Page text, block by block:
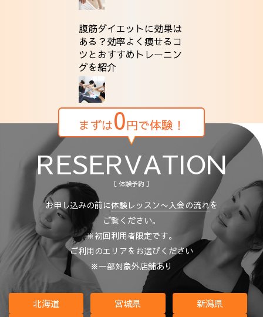
腹筋ダイエットに効果は
ある？効率よく痩せるコ
ツとおすすめトレーニン
グを紹介
まずは0円で体験！
RESERVATION
［ 体験予約 ］
お申し込みの前に体験レッスン〜入会の流れを
ご覧ください。
※初回利用者限定です。
ご利用のエリアをお選びください
※一部対象外店舗あり
北海道 宮城県 新潟県